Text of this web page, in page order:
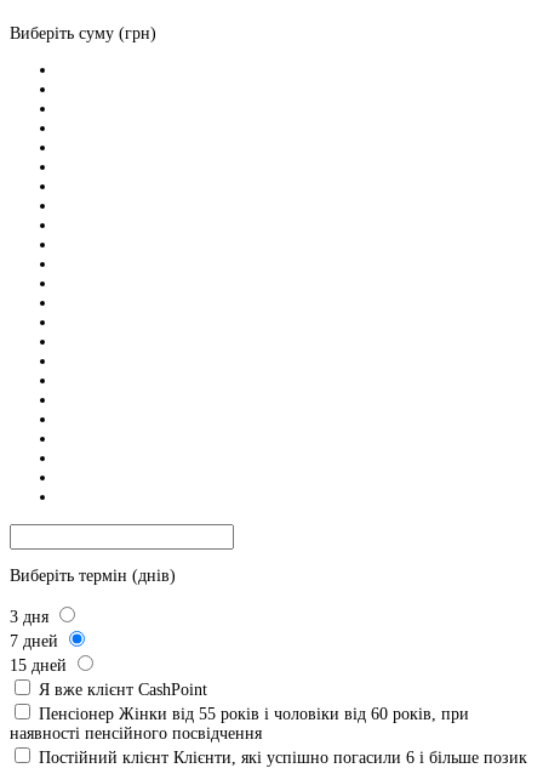
Виберіть суму (грн)
Виберіть термін (днів)
3 дня
7 дней
15 дней
Я вже клієнт CashPoint
Пенсіонер Жінки від 55 років і чоловіки від 60 років, при
наявності пенсійного посвідчення
Постійний клієнт Клієнти, які успішно погасили 6 і більше позик